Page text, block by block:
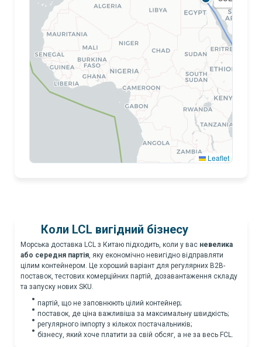
CAPE OF GOOD HOPE
Leaflet
Коли LCL вигідний бізнесу
Морська доставка LCL з Китаю підходить, коли у вас невелика
або середня партія, яку економічно невигідно відправляти
цілим контейнером. Це хороший варіант для регулярних B2B-
поставок, тестових комерційних партій, дозавантаження складу
та запуску нових SKU.
партій, що не заповнюють цілий контейнер;
поставок, де ціна важливіша за максимальну швидкість;
регулярного імпорту з кількох постачальників;
бізнесу, який хоче платити за свій обсяг, а не за весь FCL.